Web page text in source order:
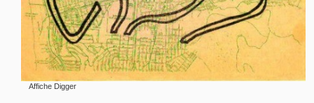
Affiche Digger